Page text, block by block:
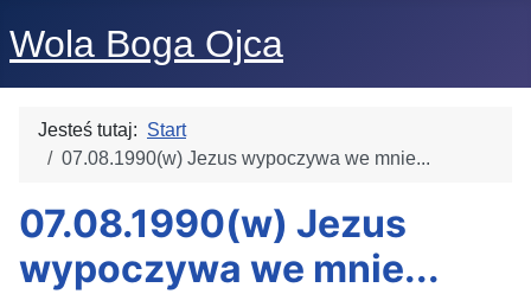
Wola Boga Ojca
Jesteś tutaj: Start
07.08.1990(w) Jezus wypoczywa we mnie...
07.08.1990(w) Jezus
wypoczywa we mnie...